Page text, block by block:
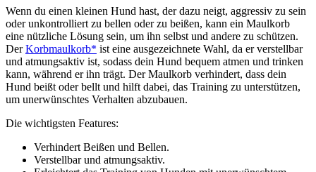
Wenn du einen kleinen Hund hast, der dazu neigt, aggressiv zu sein
oder unkontrolliert zu bellen oder zu beißen, kann ein Maulkorb
eine nützliche Lösung sein, um ihn selbst und andere zu schützen.
DerKorbmaulkorb* ist eine ausgezeichnete Wahl, da er verstellbar
und atmungsaktiv ist, sodass dein Hund bequem atmen und trinken
kann, während er ihn trägt. Der Maulkorb verhindert, dass dein
Hund beißt oder bellt und hilft dabei, das Training zu unterstützen,
um unerwünschtes Verhalten abzubauen.
Die wichtigsten Features:
Verhindert Beißen und Bellen.
Verstellbar und atmungsaktiv.